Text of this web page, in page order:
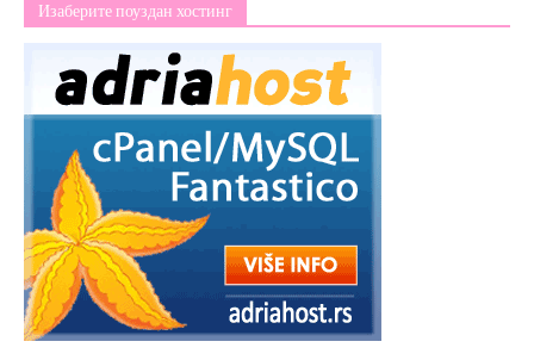
Изаберите поуздан хостинг